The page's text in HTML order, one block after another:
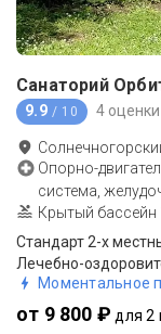
Санаторий
9.9 / 10 4 оценки
Опорно-
система,
Крытый бассейн
Стандарт 2-х
Лечебно-
Моментальное
от 9 800 ₽ для 2